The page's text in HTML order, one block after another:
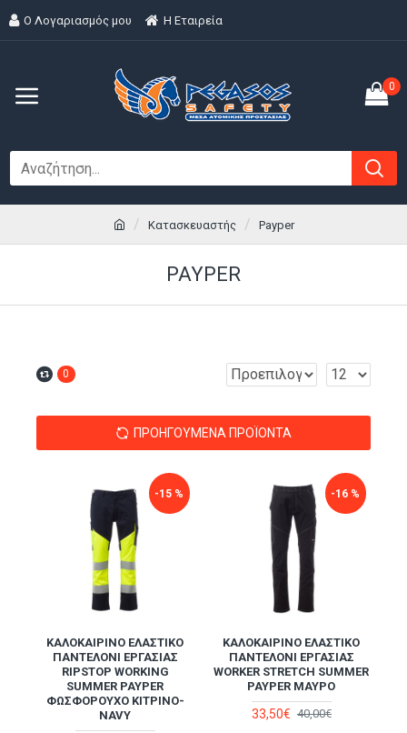
Ο Λογαριασμός μου H Εταιρεία
0
Κατασκευαστής Payper
PAYPER
0
ΠΡΟΗΓΟΎΜΕΝΑ ΠΡΟΪΌΝΤΑ
-15 %
ΚΑΛΟΚΑΙΡΙΝΌ ΕΛΑΣΤΙΚΌ
ΠΑΝΤΕΛΌΝΙ ΕΡΓΑΣΊΑΣ
RIPSTOP WORKING
SUMMER PAYPER
ΦΩΣΦΟΡΟΎΧΟ ΚΊΤΡΙΝΟ-
NAVY
-16 %
ΚΑΛΟΚΑΙΡΙΝΌ ΕΛΑΣΤΙΚΌ
ΠΑΝΤΕΛΌΝΙ ΕΡΓΑΣΊΑΣ
WORKER STRETCH SUMMER
PAYPER ΜΑΎΡΟ
33,50€ 40,00€